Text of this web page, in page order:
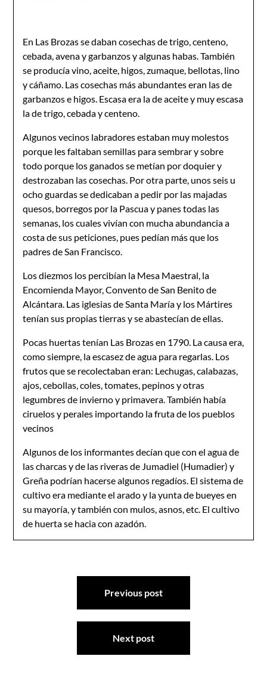
En Las Brozas se daban cosechas de trigo, centeno,
cebada, avena y garbanzos y algunas habas. También
se producía vino, aceite, higos, zumaque, bellotas, lino
y cáñamo. Las cosechas más abundantes eran las de
garbanzos e higos. Escasa era la de aceite y muy escasa
la de trigo, cebada y centeno.
Algunos vecinos labradores estaban muy molestos
porque les falta­ban semillas para sembrar y sobre
todo porque los ganados se metían por doquier y
destrozaban las cosechas. Por otra parte, unos seis u
ocho guardas se dedicaban a pedir por las majadas
quesos, borregos por la Pascua y panes todas las
semanas, los cuales vivían con mucha abundancia a
costa de sus peticiones, pues pedían más que los
padres de San Francisco.
Los diezmos los percibían la Mesa Maestral, la
Encomienda Mayor, Convento de San Benito de
Alcántara. Las iglesias de Santa María y los Mártires
tenían sus propias tierras y se abastecían de ellas­.
Pocas huertas tenían Las Brozas en 1790. La causa era,
como siem­pre, la escasez de agua para regarlas. Los
frutos que se recolectaban eran: Lechugas, calabazas,
ajos, cebollas, coles, tomates, pepinos y otras
legumbres de invierno y primavera. También había
ciruelos y pera­les importando la fruta de los pueblos
vecinos­
Algunos de los informantes decían que con el agua de
las charcas y de las riveras de Jumadiel (Humadier) y
Greña podrían hacerse algunos regadíos. El sistema de
cultivo era mediante el arado y la yunta de bueyes en
su mayoría, y también con mulos, asnos, etc. El cultivo
de huerta se hacia con azadón.
Navegación
entradas
Previous post
Next post